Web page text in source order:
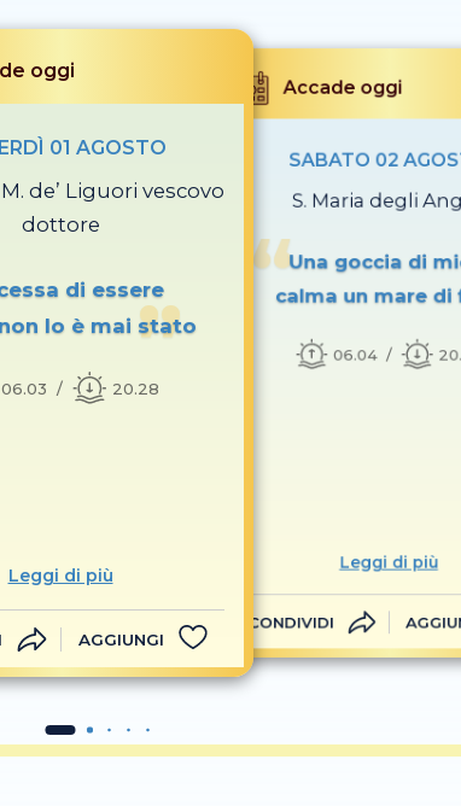
oggi
01 AGOSTO
de’ Liguori vescovo
dottore
di essere
lo è mai stato
06.03 20.28
Leggi di più
AGGIUNGI
Accade oggi
SABATO 02
S. Maria degli
Una goccia di
calma un mare di
06.04
Leggi di più
CONDIVIDI